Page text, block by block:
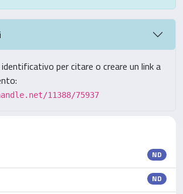
per citare o creare un link a
11388/75937
ND
ND